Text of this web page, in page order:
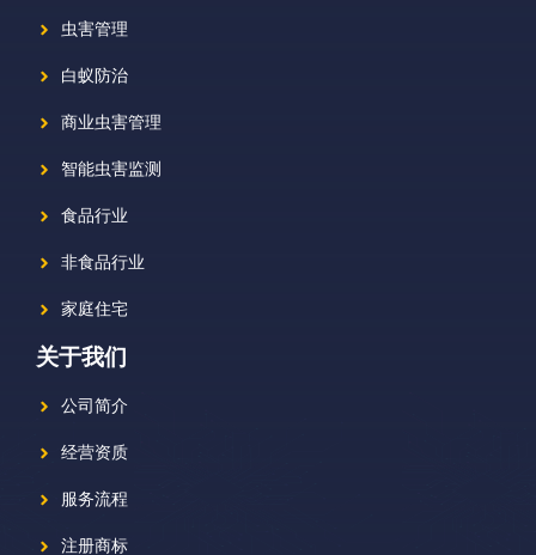
虫害管理
白蚁防治
商业虫害管理
智能虫害监测
食品行业
非食品行业
家庭住宅
关于我们
公司简介
经营资质
服务流程
注册商标